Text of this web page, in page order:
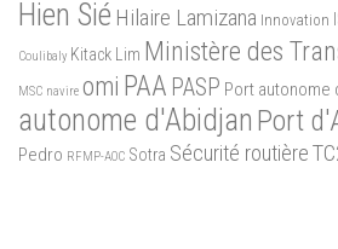
Hien Sié Hilaire Lamizana Innovation
Coulibaly Kitack Lim Ministère des
MSC navire omi PAA PASP Port autonome
autonome d'Abidjan Port
Pedro RFMP-AOC Sotra Sécurité routière